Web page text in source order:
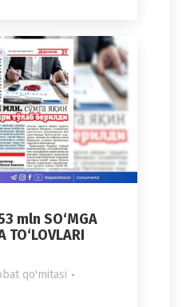
mln SO‘MGA
TO‘LOVLARI
qo'mitasi